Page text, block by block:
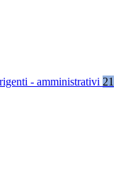
- amministrativi 21